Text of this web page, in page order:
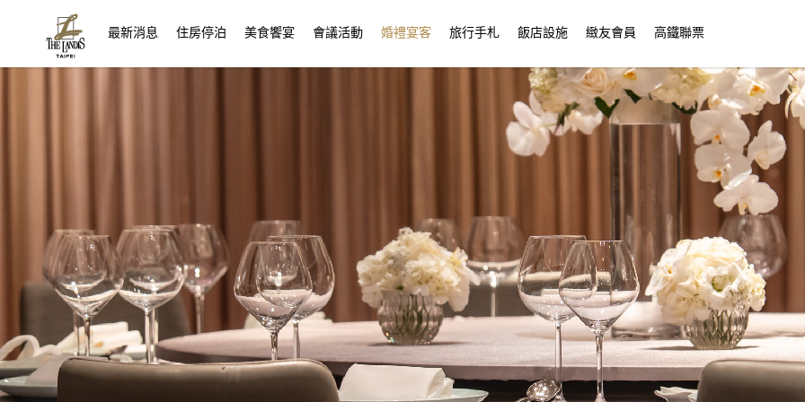
最新消息 住房停泊 (current)
美食饗宴 會議活動 婚禮宴客 旅行手札 飯店設施 緻友會員 高鐵聯票